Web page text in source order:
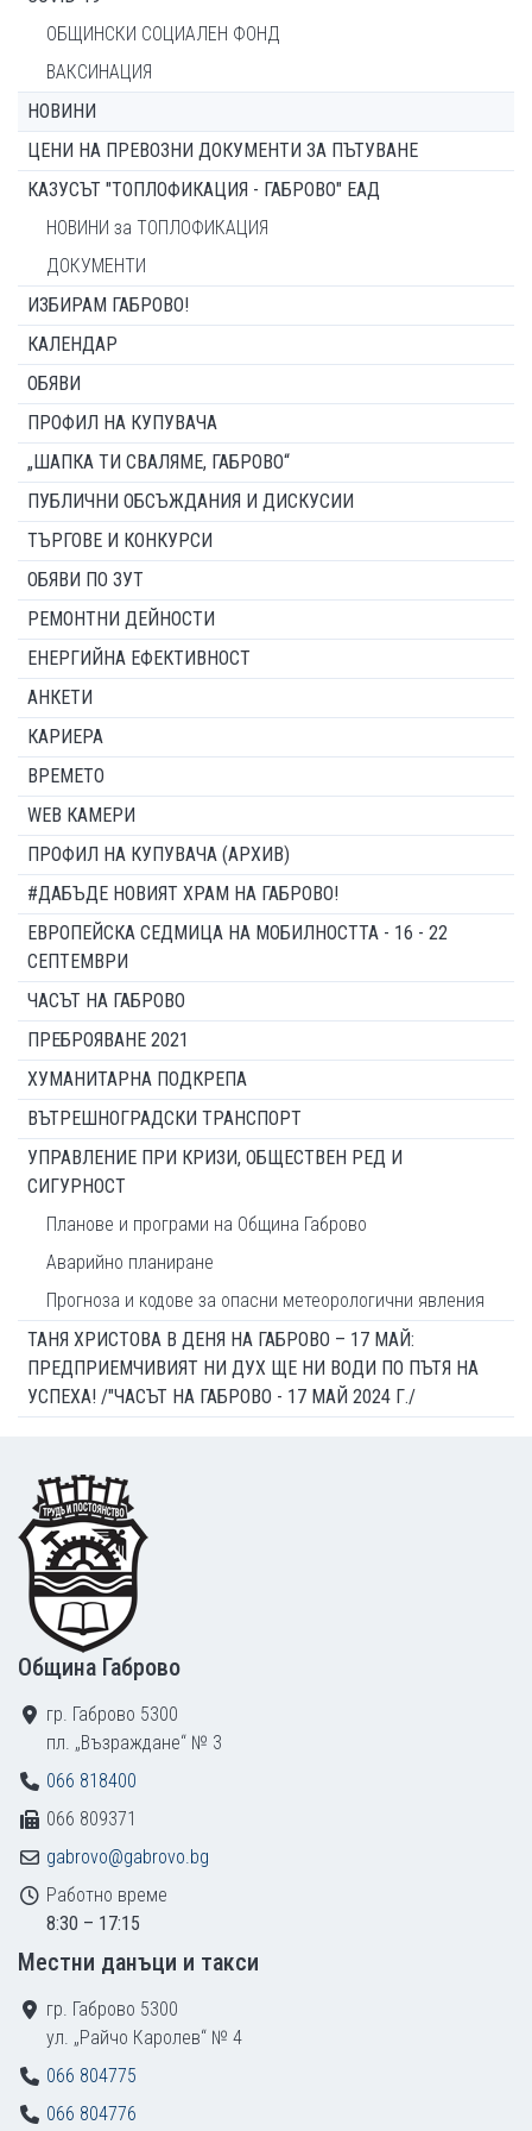
ОБЩИНСКИ СОЦИАЛЕН ФОНД
ВАКСИНАЦИЯ
НОВИНИ
ЦЕНИ НА ПРЕВОЗНИ ДОКУМЕНТИ ЗА ПЪТУВАНЕ
КАЗУСЪТ "ТОПЛОФИКАЦИЯ - ГАБРОВО" ЕАД
НОВИНИ за ТОПЛОФИКАЦИЯ
ДОКУМЕНТИ
ИЗБИРАМ ГАБРОВО!
КАЛЕНДАР
ОБЯВИ
ПРОФИЛ НА КУПУВАЧА
„ШАПКА ТИ СВАЛЯМЕ, ГАБРОВО“
ПУБЛИЧНИ ОБСЪЖДАНИЯ И ДИСКУСИИ
ТЪРГОВЕ И КОНКУРСИ
ОБЯВИ ПО ЗУТ
РЕМОНТНИ ДЕЙНОСТИ
ЕНЕРГИЙНА ЕФЕКТИВНОСТ
АНКЕТИ
КАРИЕРА
ВРЕМЕТО
WEB КАМЕРИ
ПРОФИЛ НА КУПУВАЧА (АРХИВ)
#ДАБЪДЕ НОВИЯТ ХРАМ НА ГАБРОВО!
ЕВРОПЕЙСКА СЕДМИЦА НА МОБИЛНОСТТА - 16 - 22
СЕПТЕМВРИ
ЧАСЪТ НА ГАБРОВО
ПРЕБРОЯВАНЕ 2021
ХУМАНИТАРНА ПОДКРЕПА
ВЪТРЕШНОГРАДСКИ ТРАНСПОРТ
УПРАВЛЕНИЕ ПРИ КРИЗИ, ОБЩЕСТВЕН РЕД И
СИГУРНОСТ
Планове и програми на Община Габрово
Аварийно планиране
Прогноза и кодове за опасни метеорологични явления
ТАНЯ ХРИСТОВА В ДЕНЯ НА ГАБРОВО – 17 МАЙ:
ПРЕДПРИЕМЧИВИЯТ НИ ДУХ ЩЕ НИ ВОДИ ПО ПЪТЯ НА
УСПЕХА! /"ЧАСЪТ НА ГАБРОВО - 17 МАЙ 2024 Г./
Footer
Община Габрово
гр. Габрово 5300
пл. „Възраждане“ № 3
066 818400
066 809371
gabrovo@gabrovo.bg
Работно време
8:30 – 17:15
Местни данъци и такси
гр. Габрово 5300
ул. „Райчо Каролев“ № 4
066 804775
066 804776